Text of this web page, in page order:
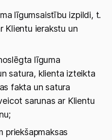
līgumsaistību izpildi, t.
Klientu ierakstu un
līguma
satura, klienta izteikta
fakta un satura
sarunas ar Klientu
priekšapmaksas